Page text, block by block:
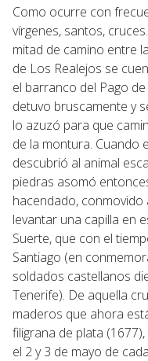
Como ocurre con
vírgenes, santos,
mitad de camino entre
de Los Realejos se
el barranco del Pago
detuvo bruscamente y
lo azuzó para que
de la montura. Cuando
descubrió al animal
piedras asomó
hacendado,
levantar una capilla en
Suerte, que con el
Santiago (en
soldados castellanos
Tenerife). De aquella
maderos que ahora
filigrana de plata
el 2 y 3 de mayo de